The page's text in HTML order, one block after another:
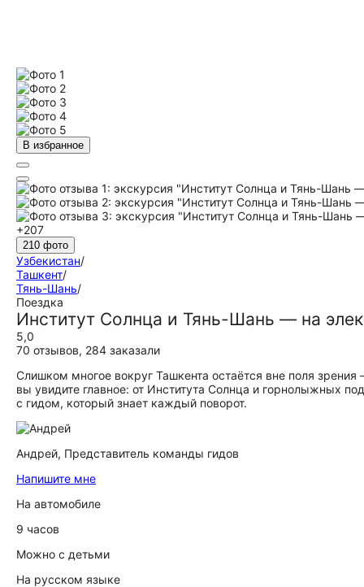
В избранное
+207
210 фото
Узбекистан/
Ташкент/
Тянь-Шань/
Поездка
Институт Солнца и Тянь-Шань — на
5,0
70 отзывов, 284 заказали
Слишком многое вокруг Ташкента остаётся вне поля
вы увидите главное: от Института Солнца и горнолыжных
с гидом, который знает каждый поворот.
Андрей, Представитель команды гидов
Напишите мне
На автомобиле
9 часов
Можно с детьми
На русском языке